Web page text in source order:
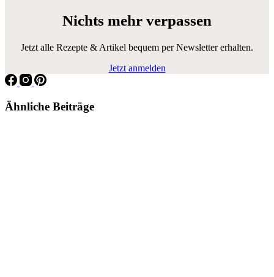
Nichts mehr verpassen
Jetzt alle Rezepte & Artikel bequem per Newsletter erhalten.
Jetzt anmelden
Ähnliche Beiträge